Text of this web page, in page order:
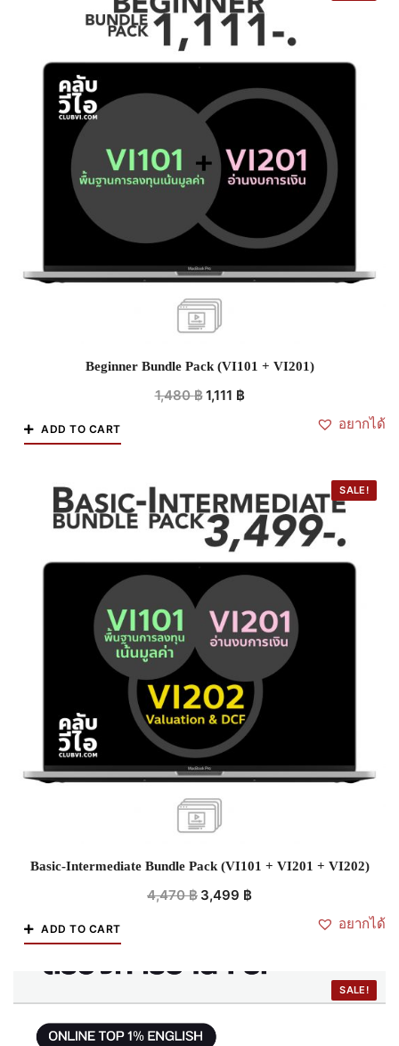
Beginner Bundle Pack (VI101 + VI201)
1,480฿1,111 ฿
อยากได้
ADD TO CART
SALE!
Basic-Intermediate Bundle Pack (VI101 + VI201 + VI202)
4,470฿ 3,499 ฿
อยากได้
ADD TO CART
SALE!